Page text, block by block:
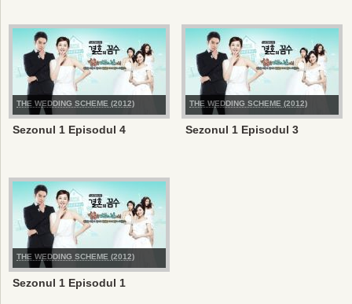
THE WEDDING SCHEME (2012)
Sezonul 1 Episodul 4
THE WEDDING SCHEME (2012)
Sezonul 1 Episodul 3
THE WEDDING SCHEME (2012)
Sezonul 1 Episodul 1